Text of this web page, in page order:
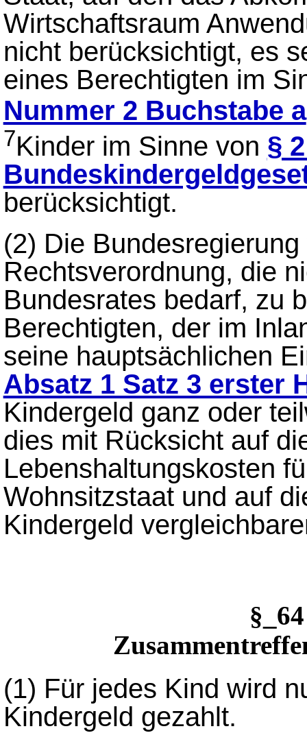
Wirtschaftsraum
nicht berücksichtigt, es
eines Berechtigten im
Nummer 2 Buchstabe a
7Kinder im Sinne von §
berücksichtigt.
(2) Die
Rechtsverordnung, die
Bundesrates bedarf, zu
Berechtigten, der im
seine hauptsächlichen
Absatz 1 Satz 3 erster
Kindergeld ganz oder
dies mit Rücksicht auf
Lebenshaltungskosten
Wohnsitzstaat und auf
Kindergeld
(1) Für jedes Kind wird
Kindergeld gezahlt.